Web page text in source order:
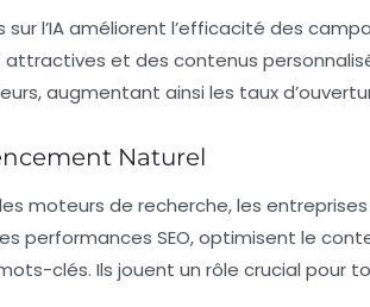
sur l’IA améliorent l’efficacité des
attractives et des contenus
augmentant ainsi les taux
Naturel
moteurs de recherche, les entreprises
performances SEO, optimisent le
clés. Ils jouent un rôle crucial pour